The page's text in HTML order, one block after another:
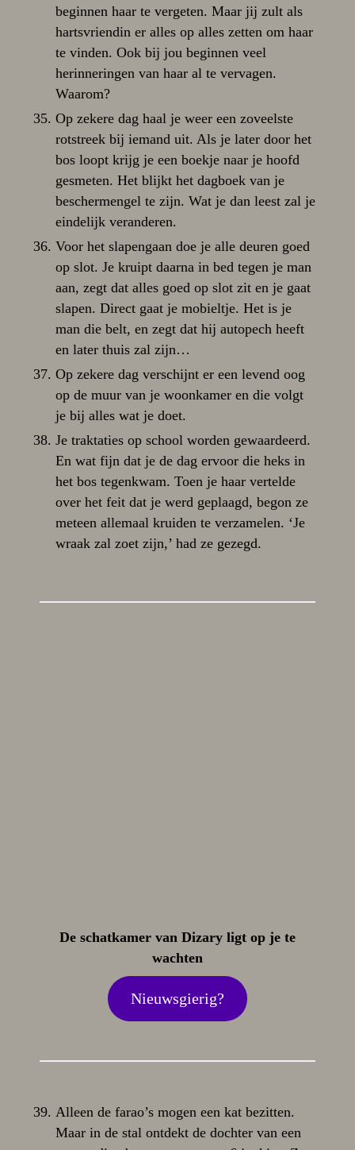
beginnen haar te vergeten. Maar jij zult als
hartsvriendin er alles op alles zetten om haar
te vinden. Ook bij jou beginnen veel
herinneringen van haar al te vervagen.
Waarom?
Op zekere dag haal je weer een zoveelste
rotstreek bij iemand uit. Als je later door het
bos loopt krijg je een boekje naar je hoofd
gesmeten. Het blijkt het dagboek van je
beschermengel te zijn. Wat je dan leest zal je
eindelijk veranderen.
Voor het slapengaan doe je alle deuren goed
op slot. Je kruipt daarna in bed tegen je man
aan, zegt dat alles goed op slot zit en je gaat
slapen. Direct gaat je mobieltje. Het is je
man die belt, en zegt dat hij autopech heeft
en later thuis zal zijn…
Op zekere dag verschijnt er een levend oog
op de muur van je woonkamer en die volgt
je bij alles wat je doet.
Je traktaties op school worden gewaardeerd.
En wat fijn dat je de dag ervoor die heks in
het bos tegenkwam. Toen je haar vertelde
over het feit dat je werd geplaagd, begon ze
meteen allemaal kruiden te verzamelen. ‘Je
wraak zal zoet zijn,’ had ze gezegd.
De schatkamer van Dizary ligt op je te
wachten
Nieuwsgierig?
Alleen de farao’s mogen een kat bezitten.
Maar in de stal ontdekt de dochter van een